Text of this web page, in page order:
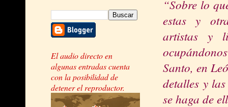
El audio directo en
algunas entradas cuenta
con la posibilidad de
detener el reproductor.
“Sobre lo
estas y
artistas y
Santo, en
detalles y
se haga de